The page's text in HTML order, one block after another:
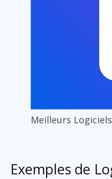
Meilleurs
Exemples de